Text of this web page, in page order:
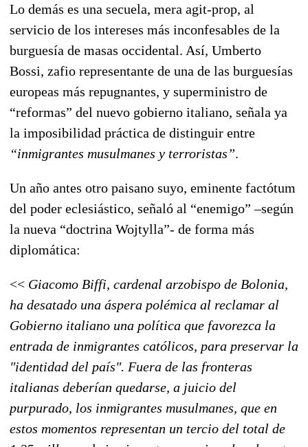
Lo demás es una secuela, mera agit-prop, al
servicio de los intereses más inconfesables de la
burguesía de masas occidental. Así, Umberto
Bossi, zafio representante de una de las burguesías
europeas más repugnantes, y superministro de
“reformas” del nuevo gobierno italiano, señala ya
la imposibilidad práctica de distinguir entre
“inmigrantes musulmanes y terroristas”.
Un año antes otro paisano suyo, eminente factótum
del poder eclesiástico, señaló al “enemigo” –según
la nueva “doctrina Wojtylla”- de forma más
diplomática:
<< Giacomo Biffi, cardenal arzobispo de Bolonia,
ha desatado una áspera polémica al reclamar al
Gobierno italiano una política que favorezca la
entrada de inmigrantes católicos, para preservar la
"identidad del país". Fuera de las fronteras
italianas deberían quedarse, a juicio del
purpurado, los inmigrantes musulmanes, que en
estos momentos representan un tercio del total de